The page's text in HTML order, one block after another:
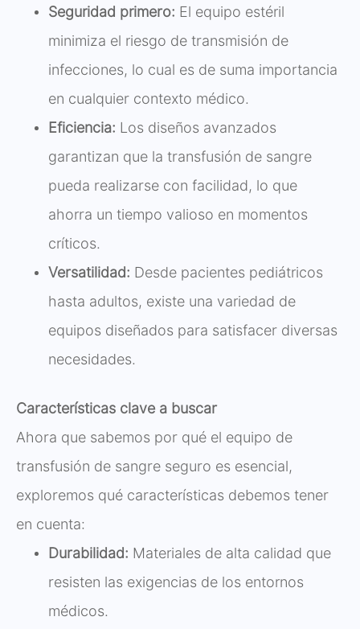
Seguridad primero: El equipo estéril
minimiza el riesgo de transmisión de
infecciones, lo cual es de suma importancia
en cualquier contexto médico.
Eficiencia: Los diseños avanzados
garantizan que la transfusión de sangre
pueda realizarse con facilidad, lo que
ahorra un tiempo valioso en momentos
críticos.
Versatilidad: Desde pacientes pediátricos
hasta adultos, existe una variedad de
equipos diseñados para satisfacer diversas
necesidades.
Características clave a buscar
Ahora que sabemos por qué el equipo de
transfusión de sangre seguro es esencial,
exploremos qué características debemos tener
en cuenta:
Durabilidad: Materiales de alta calidad que
resisten las exigencias de los entornos
médicos.